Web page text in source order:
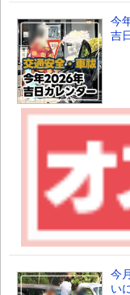
今
吉
今
い